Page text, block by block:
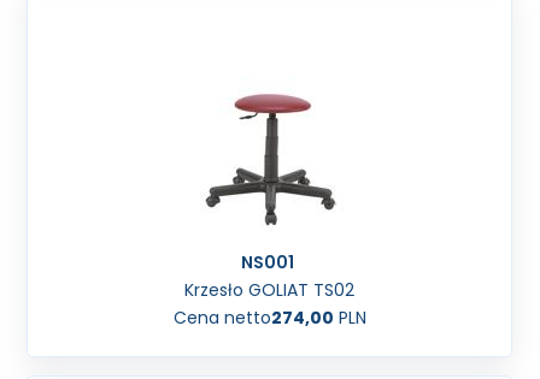
NS001
Krzesło GOLIAT TS02
Cena netto274,00 PLN